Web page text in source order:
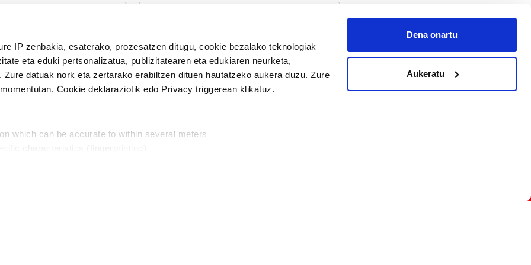
IP zenbakia, esaterako, prozesatzen ditugu, cookie bezalako teknologiak
eta eduki pertsonalizatua, publizitatearen eta edukiaren neurketa,
datuak nork eta zertarako erabiltzen dituen hautatzeko aukera duzu. Zure
Cookie deklaraziotik edo Privacy triggerean klikatuz.
which can be accurate to within several meters
Dena onartu
Aukeratu
Harpidetu
modu librean kontatzea da gure eginkizuna. Horretarako zure ekarpena